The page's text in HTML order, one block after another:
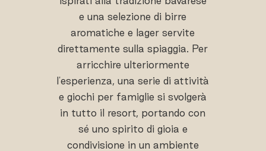
e una selezione di birre
aromatiche e lager servite
direttamente sulla spiaggia. Per
arricchire ulteriormente
l'esperienza, una serie di attività
e giochi per famiglie si svolgerà
in tutto il resort, portando con
sé uno spirito di gioia e
condivisione in un ambiente